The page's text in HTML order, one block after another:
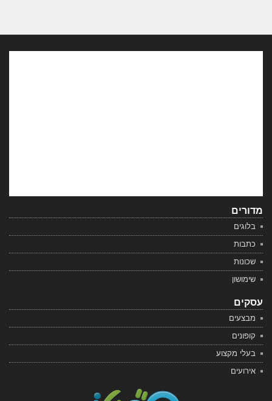
מדורים
בלוגים
כתבות
שכונות
שימושון
עסקים
מבצעים
קופונים
בעלי מקצוע
אירועים